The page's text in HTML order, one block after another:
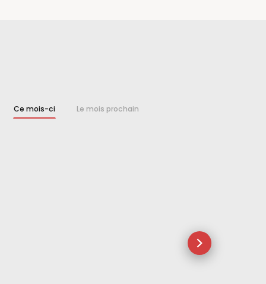
Ce mois-ci Le mois prochain